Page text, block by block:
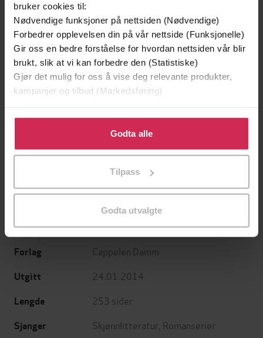
bruker cookies til:
Nødvendige funksjoner på nettsiden (Nødvendige)
Forbedrer opplevelsen din på vår nettside (Funksjonelle)
Gir oss en bedre forståelse for hvordan nettsiden vår blir
brukt, slik at vi kan forbedre den (Statistiske)
Gjør det mulig for oss å vise deg relevante produkter,
kampanjer og tilbud (Markedsføring)
Klikk på «Godta alle» for å gi oss ditt samtykke til å
bruke cookies for alle disse formålene. Du kan også
tilpasse ditt samtykke til spesifikke formål ved å klikke
Godta alle
Tilpass
Godta utvalgte
119,-
Tilgivelsens kunst
Frid Ingulstad
119,-
Frid Ingulstad
Forfattere Frid Ingulstad(forfatter)
Forlag Cappelen Damm
Utgitt 24.01.2014
Lengde 253 sider
Sjanger Skjønnlitteratur Romanserier